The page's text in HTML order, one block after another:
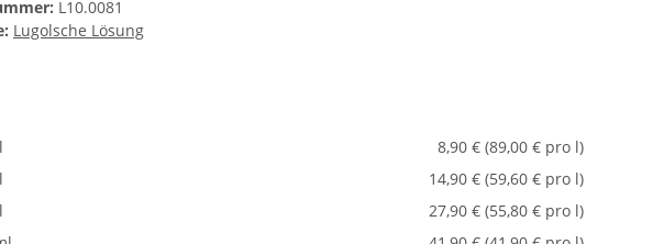
L10.0081
Lugolsche Lösung
8,90 € (89,00 € pro l)
14,90 € (59,60 € pro l)
27,90 € (55,80 € pro l)